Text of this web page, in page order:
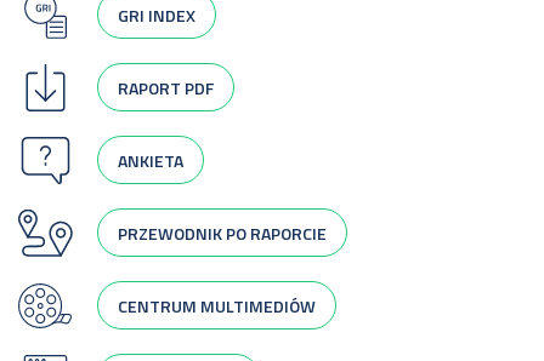
GRI INDEX
RAPORT PDF
ANKIETA
PRZEWODNIK PO RAPORCIE
CENTRUM MULTIMEDIÓW